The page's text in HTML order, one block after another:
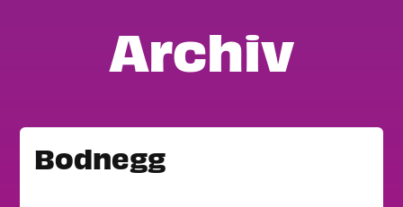
Archiv
Bodnegg